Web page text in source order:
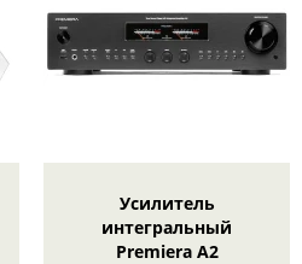
Усилитель
интегральный
Premiera A2